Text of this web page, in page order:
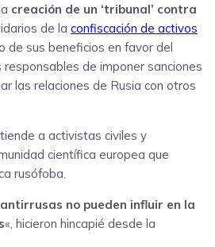
creación de un ‘tribunal’ contra
de la confiscación de activos
de sus beneficios en favor del
responsables de imponer sanciones
las relaciones de Rusia con otros
a activistas civiles y
científica europea que
rusófoba.
no pueden influir en la
«, hicieron hincapié desde la